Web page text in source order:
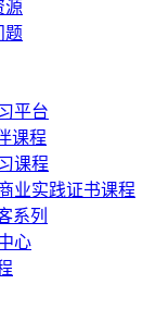
源
题
平台
课程
课程
业实践证书课程
系列
心